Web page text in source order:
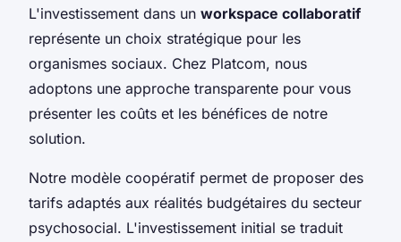
L'investissement dans un workspace collaboratif
représente un choix stratégique pour les
organismes sociaux. Chez Platcom, nous
adoptons une approche transparente pour vous
présenter les coûts et les bénéfices de notre
solution.
Notre modèle coopératif permet de proposer des
tarifs adaptés aux réalités budgétaires du secteur
psychosocial. L'investissement initial se traduit